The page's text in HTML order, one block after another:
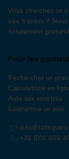
Vous cherchez un
vos travaux ?
totalement
Pour les
Rechercher un
Calculatrice en
Aide aux sinistrés
Soumettre un avis
+32 (0)2 808